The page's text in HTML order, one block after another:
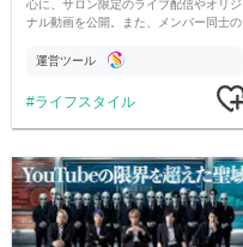
心に、サロン限定のライブ配信やオリジ
ナル動画を公開。また、メンバー同士の
ただいています。
運営ツール
ライフスタイル